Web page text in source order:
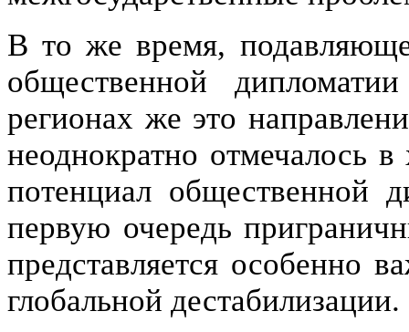
В то же время,
общественной
регионах же это
неоднократно отмечалось
потенциал общественной
первую очередь
представляется особенно
глобальной дестабилизации.